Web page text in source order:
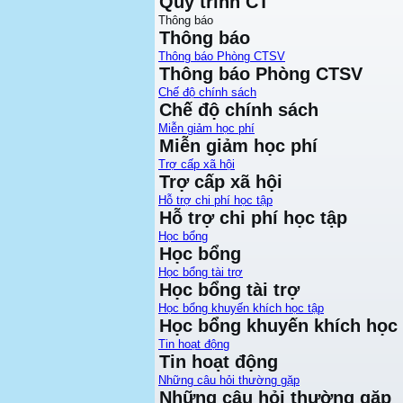
Thông báo
Thông báo
Thông báo Phòng CTSV
Thông báo Phòng CTSV
Chế độ chính sách
Chế độ chính sách
Miễn giảm học phí
Miễn giảm học phí
Trợ cấp xã hội
Trợ cấp xã hội
Hỗ trợ chi phí học tập
Hỗ trợ chi phí học tập
Học bổng
Học bổng
Học bổng tài trợ
Học bổng tài trợ
Học bổng khuyến khích học tập
Học bổng khuyến khích học
Tin hoạt động
Tin hoạt động
Những câu hỏi thường gặp
Những câu hỏi thường gặp